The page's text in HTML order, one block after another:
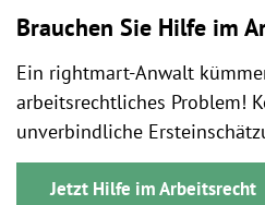
Brauchen Sie Hilfe im
Ein rightmart-Anwalt
arbeitsrechtliches Problem!
unverbindliche
Jetzt Hilfe im Arbeitsrecht